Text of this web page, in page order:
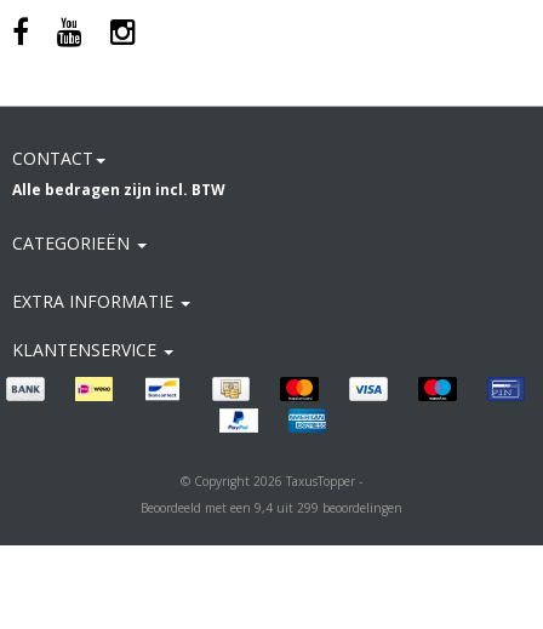
CONTACT
Alle bedragen zijn incl. BTW
CATEGORIEËN
EXTRA INFORMATIE
KLANTENSERVICE
© Copyright 2026 TaxusTopper -
Beoordeeld met een 9,4 uit 299 beoordelingen